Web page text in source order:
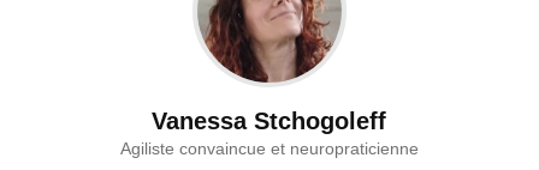
Vanessa Stchogoleff
Agiliste convaincue et neuropraticienne